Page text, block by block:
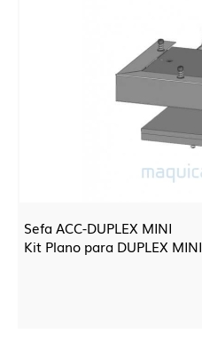
Sefa ACC-DUPLEX MINI
Kit Plano para DUPLEX MINI